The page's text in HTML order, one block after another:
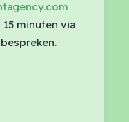
minuten via